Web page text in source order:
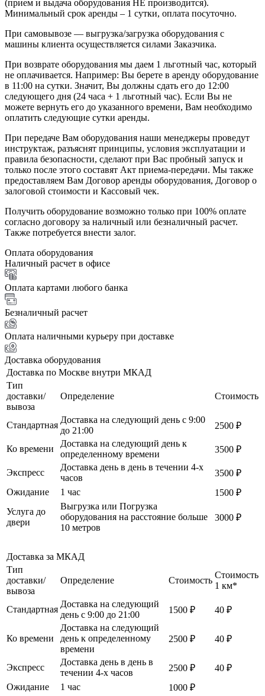
(прием и выдача оборудования НЕ производится).
Минимальный срок аренды – 1 сутки, оплата посуточно.
При самовывозе — выгрузка/загрузка оборудования с
машины клиента осуществляется силами Заказчика.
При возврате оборудования мы даем 1 льготный час, который
не оплачивается. Например: Вы берете в аренду оборудование
в 11:00 на сутки. Значит, Вы должны сдать его до 12:00
следующего дня (24 часа + 1 льготный час). Если Вы не
можете вернуть его до указанного времени, Вам необходимо
оплатить следующие сутки аренды.
При передаче Вам оборудования наши менеджеры проведут
инструктаж, разъяснят принципы, условия эксплуатации и
правила безопасности, сделают при Вас пробный запуск и
только после этого составят Акт приема-передачи. Мы также
предоставляем Вам Договор аренды оборудования, Договор о
залоговой стоимости и Кассовый чек.
Получить оборудование возможно только при 100% оплате
согласно договору за наличный или безналичный расчет.
Также потребуется внести залог.
Оплата оборудования
Наличный расчет в офисе
Оплата картами любого банка
Безналичный расчет
Оплата наличными курьеру при доставке
Доставка оборудования
Доставка по Москве внутри МКАД
Тип
доставки/
вывоза
Определение Стоимость
Стандартная
Доставка на следующий день с 9:00
до 21:00
2500 ₽
Ко времени
Доставка на следующий день к
определенному времени
3500 ₽
Экспресс
Доставка день в день в течении 4-х
часов
3500 ₽
Ожидание
1 час
1500 ₽
Услуга до
двери
Выгрузка или Погрузка
оборудования на расстояние больше
10 метров
3000 ₽
Доставка за МКАД
Тип
доставки/
вывоза
Определение Стоимость
Стоимость
1 км*
Стандартная
Доставка на следующий
день с 9:00 до 21:00
1500 ₽ 40 ₽
Ко времени
Доставка на следующий
день к определенному
времени
2500 ₽ 40 ₽
Экспресс
Доставка день в день в
течении 4-х часов
2500 ₽
40 ₽
Ожидание
1 час 1000 ₽